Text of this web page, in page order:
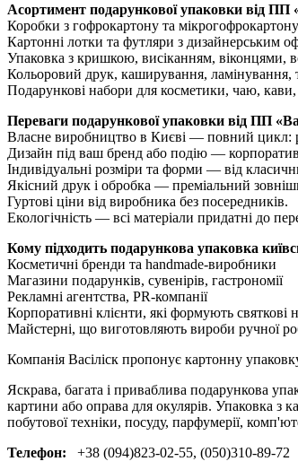
Асортимент подарункової упаковки від ПП
Коробки з гофрокартону та
Картонні лотки та футляри з дизайнерським
Упаковка з кришкою, висіканням, віконцями,
Кольоровий друк, каширування,
Подарункові набори для косметики, чаю, кави,
Переваги подарункової упаковки від ПП
Власне виробництво в Києві — повний цикл:
Дизайн під ваш бренд або подію —
Індивідуальні розміри та форми — від
Якісний друк і обробка — преміальний
Гуртові ціни від виробника без посередників.
Екологічність — всі матеріали придатні до
Кому підходить подарункова упаковка
Косметичні бренди та handmade-виробники
Магазини подарунків, сувенірів, гастрономії
Рекламні агентства, PR-компанії
Корпоративні клієнти, які формують святкові
Майстерні, що виготовляють вироби ручної
Компанія Васіліск пропонує картонну
Яскрава, багата і приваблива подарункова
картини або оправа для окулярів. Упаковка з
побутової техніки, посуду, парфумерії,
Телефон: +38 (094)823-02-55, (050)310-89-72